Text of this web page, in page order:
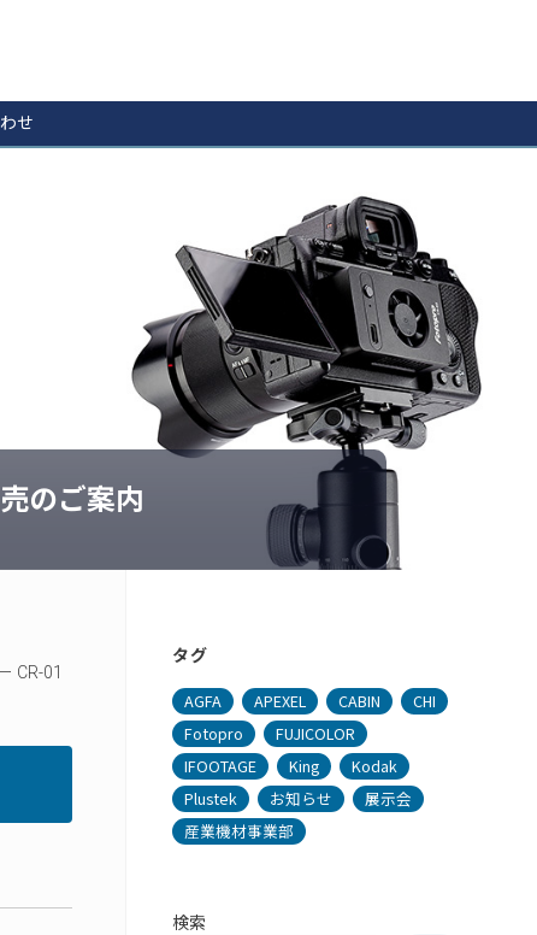
せ
のご案内
CR-01
タグ
AGFA APEXEL CABIN
CHI
Fotopro
FUJICOLOR
IFOOTAGE
King
Kodak
Plustek
お知らせ
展示会
産業機材事業部
検索